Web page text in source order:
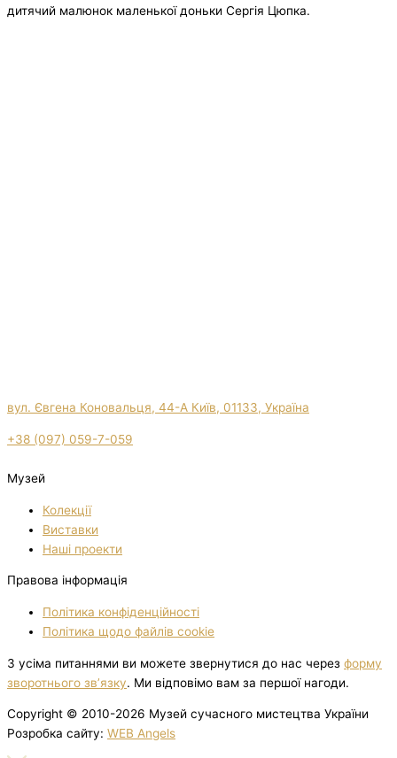
дитячий малюнок маленької доньки Сергія Цюпка.
вул. Євгена Коновальця, 44-А Київ, 01133, Україна
+38 (097) 059-7-059
Музей
Колекції
Виставки
Нашi проекти
Правова інформація
Політика конфіденційності
Політика щодо файлів cookie
З усіма питаннями ви можете звернутися до нас через форму
зворотнього зв’язку. Ми відповімо вам за першої нагоди.
Copyright © 2010-2026 Музей сучасного мистецтва України
Розробка сайту: WEB Angels